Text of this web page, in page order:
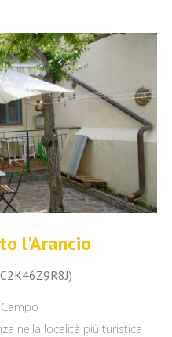
l'Arancio
nella località più turistica